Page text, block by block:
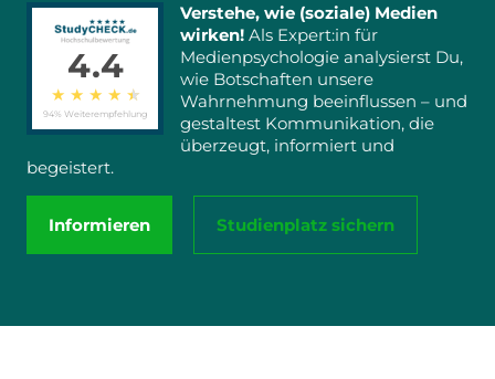
4.4
★ ★ ★ ★ ★
94% Weiterempfehlung
Verstehe, wie (soziale) Medien
wirken! Als Expert:in für
Medienpsychologie analysierst Du,
wie Botschaften unsere
Wahrnehmung beeinflussen – und
gestaltest Kommunikation, die
überzeugt, informiert und
begeistert.
Informieren Studienplatz sichern